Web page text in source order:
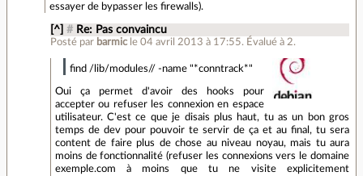
essayer de bypasser les firewalls).
[^] # Re: Pas convaincu
Posté par barmic le 04 avril 2013 à 17:55. Évalué à 2.
find /lib/modules// -name "*conntrack*"
Oui ça permet d'avoir des hooks pour
accepter ou refuser les connexion en espace
utilisateur. C'est ce que je disais plus haut, tu as un bon gros
temps de dev pour pouvoir te servir de ça et au final, tu sera
content de faire plus de chose au niveau noyau, mais tu aura
moins de fonctionnalité (refuser les connexions vers le domaine
exemple.com à moins que tu ne visite explicitement